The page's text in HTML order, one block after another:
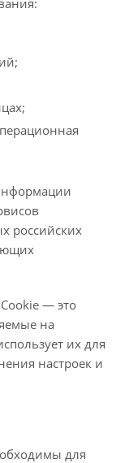
российских
Cookie — это
на
их для
настроек и
для